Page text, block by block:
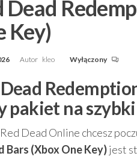
Dead
Key)
Autor kleo Wyłączony
pakiet na
Dead Online chcesz
Bars (Xbox One Key)jest